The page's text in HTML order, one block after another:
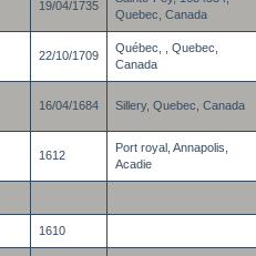
19/04/1735
Quebec, Canada
22/10/1709
Québec, , Quebec,
Canada
16/04/1684 Sillery, Quebec, Canada
1612
Port royal, Annapolis,
Acadie
1610